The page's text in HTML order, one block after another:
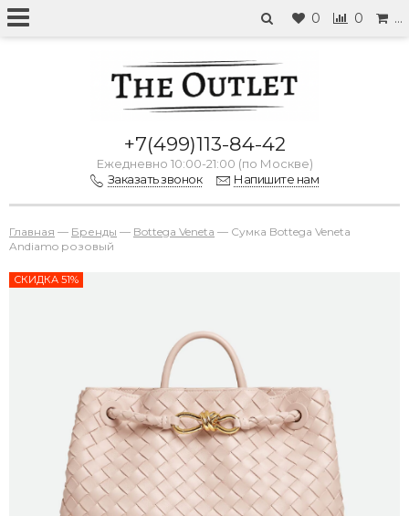
0 0 …
+7(499)113-84-42
Ежедневно 10:00-21:00 (по Москве)
Заказать звонок
Напишите нам
Главная — Бренды — Bottega Veneta — Сумка Bottega Veneta
Andiamo розовый
СКИДКА 51%